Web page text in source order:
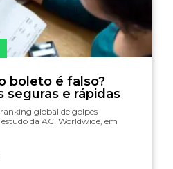
boleto é falso?
seguras e rápidas
global de golpes
da ACI Worldwide, em